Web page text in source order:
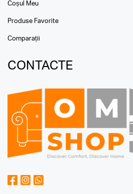
Coșul Meu
Produse Favorite
Comparații
CONTACTE